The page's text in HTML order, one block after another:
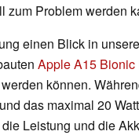
zum Problem werden
einen Blick in
Apple A15 Bionic
können.
das maximal 20
Leistung und die